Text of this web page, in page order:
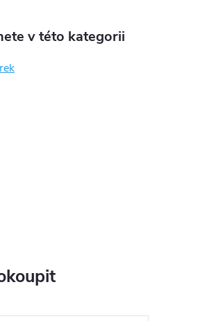
v této kategorii